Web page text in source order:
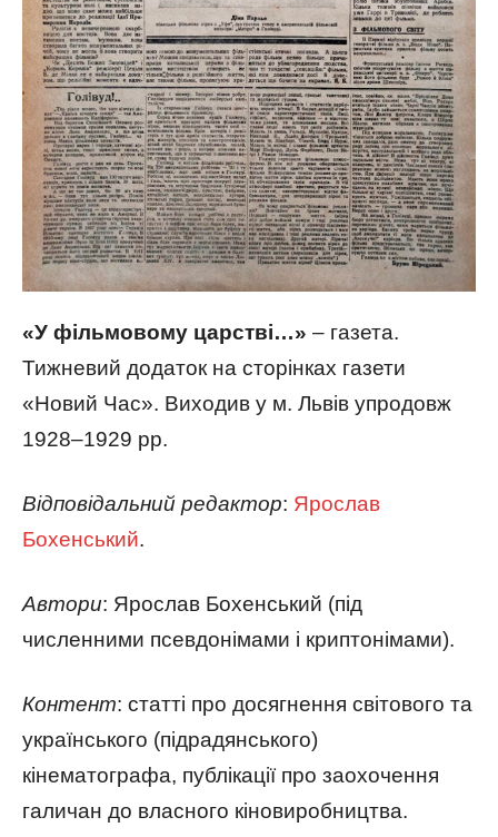
«У фільмовому царстві…» – газета.
Тижневий додаток на сторінках газети
«Новий Час». Виходив у м. Львів упродовж
1928­–1929 рр.
Відповідальний редактор: Ярослав
Бохенський.
Автори: Ярослав Бохенський (під
численними псевдонімами і криптонімами).
Контент: статті про досягнення світового та
українського (підрадянського)
кінематографа, публікації про заохочення
галичан до власного кіновиробництва.